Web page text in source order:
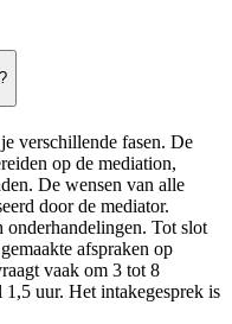
verschillende fasen. De
op de mediation,
De wensen van alle
door de mediator.
onderhandelingen. Tot slot
afspraken op
vaak om 3 tot 8
1,5 uur. Het intakegesprek is